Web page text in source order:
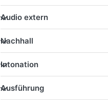
Audio extern
Audio extern
Nachhall
Nachhall
Intonation
Intonation
Ausführung
Ausführung